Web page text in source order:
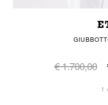
€ 1.700,00
1